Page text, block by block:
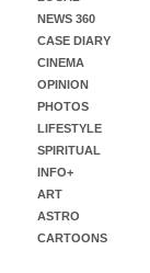
NEWS 360
CASE DIARY
CINEMA
OPINION
PHOTOS
LIFESTYLE
SPIRITUAL
INFO+
ART
ASTRO
CARTOONS